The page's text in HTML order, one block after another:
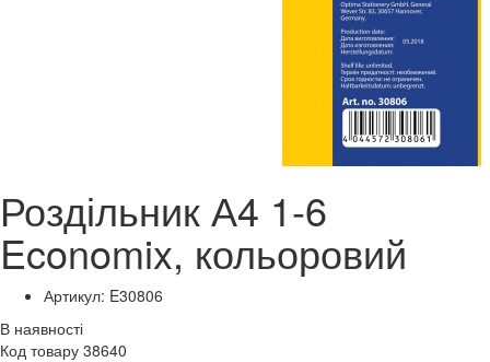
Роздільник А4 1-6
Economix, кольоровий
Артикул: E30806
В наявності
Код товару 38640